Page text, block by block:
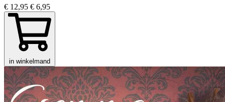
€ 12,95 € 6,95
in winkelmand